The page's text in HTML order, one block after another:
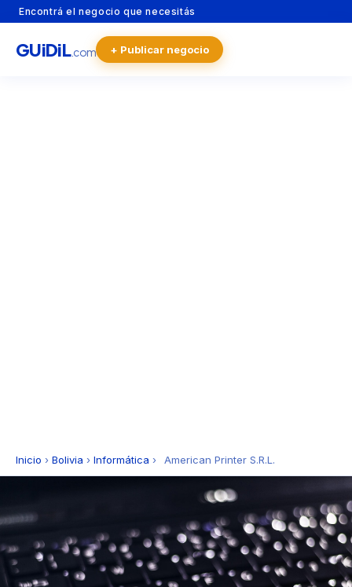
Encontrá el negocio que necesitás
GUiDiL.com + Publicar negocio
Inicio › Bolivia › Informática › American Printer S.R.L.